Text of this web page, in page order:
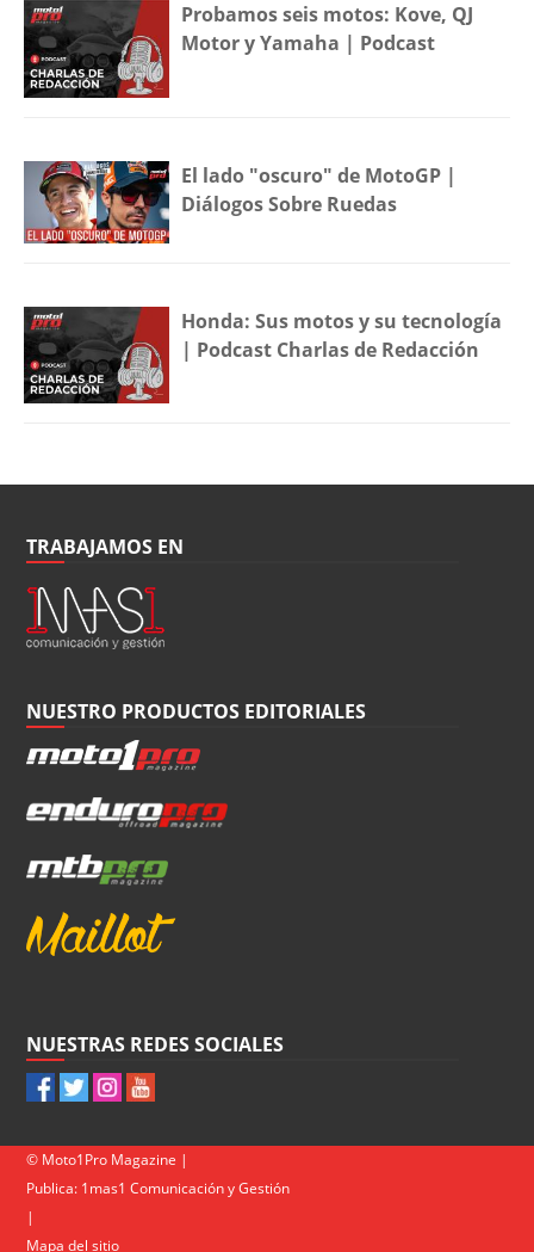
Probamos seis motos: Kove, QJ
Motor y Yamaha | Podcast
El lado "oscuro" de MotoGP |
Diálogos Sobre Ruedas
Honda: Sus motos y su tecnología
| Podcast Charlas de Redacción
TRABAJAMOS EN
NUESTRO PRODUCTOS EDITORIALES
NUESTRAS REDES SOCIALES
© Moto1Pro Magazine |
Publica: 1mas1 Comunicación y Gestión
|
Mapa del sitio